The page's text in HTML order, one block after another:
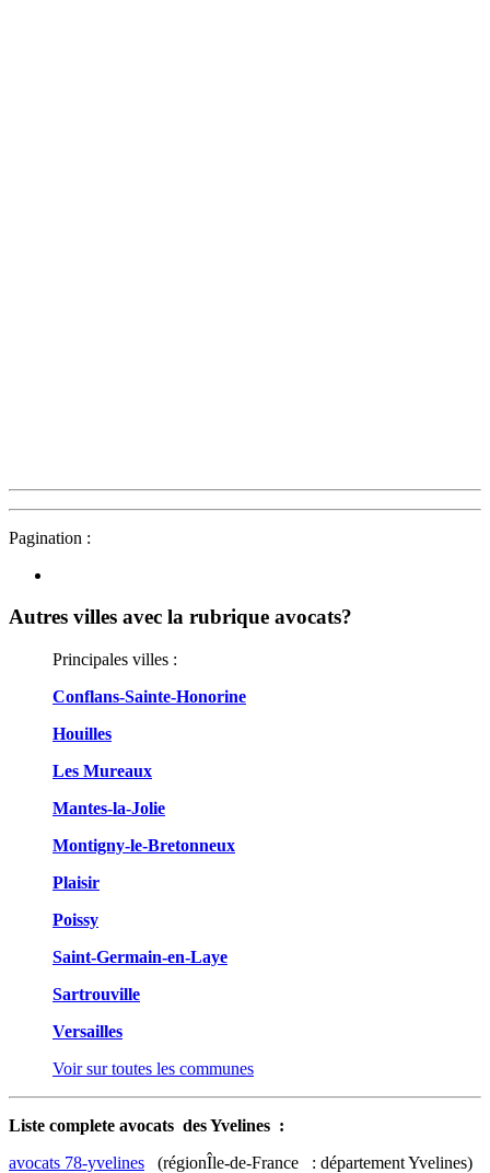
Pagination :
Autres villes avec la rubrique avocats?
Principales villes :
Conflans-Sainte-Honorine
Houilles
Les Mureaux
Mantes-la-Jolie
Montigny-le-Bretonneux
Plaisir
Poissy
Saint-Germain-en-Laye
Sartrouville
Versailles
Voir sur toutes les communes
Liste complete avocats des Yvelines :
avocats 78-yvelines (régionÎle-de-France : département Yvelines)